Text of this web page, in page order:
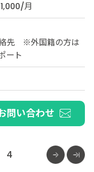
月
先 ※外国籍の方は
ート
問い合わせ
4